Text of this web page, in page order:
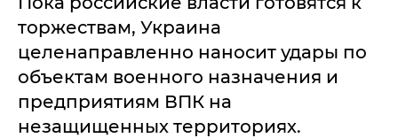
торжествам, Украина
целенаправленно наносит удары по
объектам военного назначения и
предприятиям ВПК на
незащищенных территориях.